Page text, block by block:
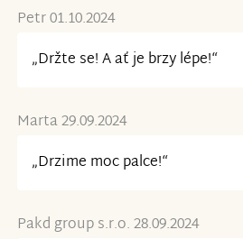
Petr 01.10.2024
„Držte se! A ať je brzy lépe!“
Marta 29.09.2024
„Drzime moc palce!“
Pakd group s.r.o. 28.09.2024